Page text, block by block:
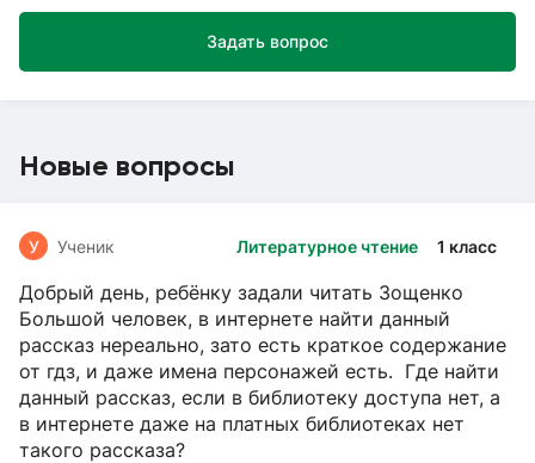
Задать вопрос
Новые вопросы
Литературное чтение 1 класс
У Ученик
Добрый день, ребёнку задали читать Зощенко
Большой человек, в интернете найти данный
рассказ нереально, зато есть краткое содержание
от гдз, и даже имена персонажей есть. Где найти
данный рассказ, если в библиотеку доступа нет, а
в интернете даже на платных библиотеках нет
такого рассказа?